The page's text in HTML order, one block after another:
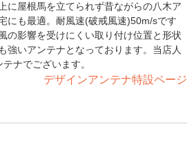
に屋根馬を立てられず昔ながらの八木ア
にも最適。耐風速(破戒風速)50m/sです
の影響を受けにくい取り付け位置と形状
強いアンテナとなっております。当店人
ナでございます。
デザインアンテナ特設ページ